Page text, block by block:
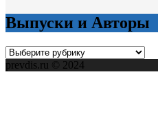
Выпуски и Авторы
Выпуски
и
prevdis.ru © 2024